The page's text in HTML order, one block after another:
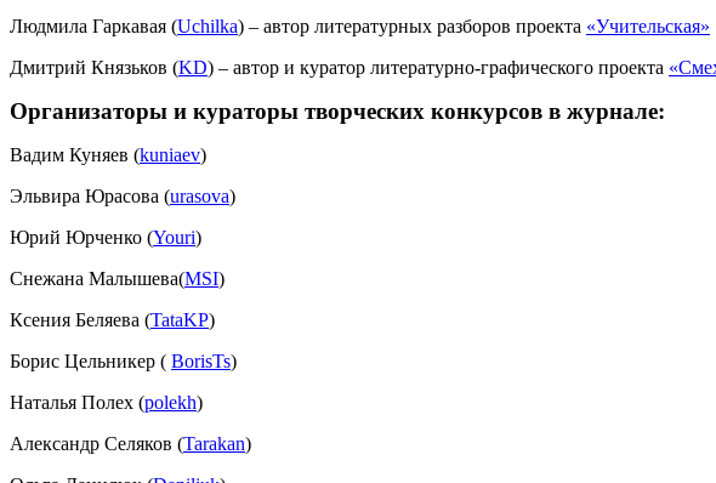
Людмила Гаркавая (Uchilka) – автор литературных разборов проекта «Учительская»
Дмитрий Князьков (KD) – автор и куратор литературно-графического проекта
Организаторы и кураторы творческих конкурсов в журнале:
Вадим Куняев (kuniaev)
Эльвира Юрасова (urasova)
Юрий Юрченко (Youri)
Снежана Малышева(MSI)
Ксения Беляева (TataKP)
Борис Цельникер ( BorisTs)
Наталья Полех (polekh)
Александр Селяков (Tarakan)